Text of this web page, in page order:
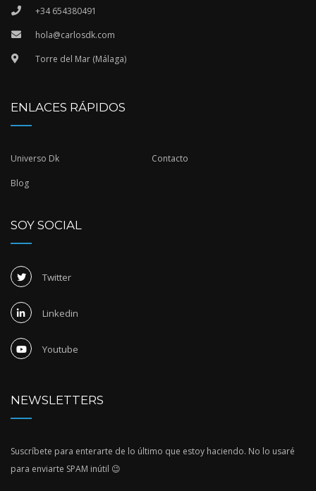
+34 654380491
hola@carlosdk.com
Torre del Mar (Málaga)
ENLACES RÁPIDOS
Universo Dk Contacto
Blog
SOY SOCIAL
Twitter
Linkedin
Youtube
NEWSLETTERS
Suscríbete para enterarte de lo último que estoy haciendo. No lo usaré
para enviarte SPAM inútil 😉